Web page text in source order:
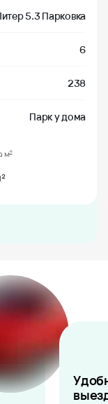
5.3 Парковка
6
238
Парк у дома
м²